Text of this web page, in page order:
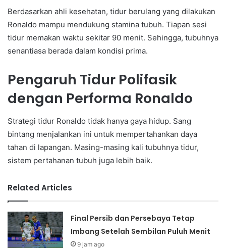
Berdasarkan ahli kesehatan, tidur berulang yang dilakukan
Ronaldo mampu mendukung stamina tubuh. Tiapan sesi
tidur memakan waktu sekitar 90 menit. Sehingga, tubuhnya
senantiasa berada dalam kondisi prima.
Pengaruh Tidur Polifasik
dengan Performa Ronaldo
Strategi tidur Ronaldo tidak hanya gaya hidup. Sang
bintang menjalankan ini untuk mempertahankan daya
tahan di lapangan. Masing-masing kali tubuhnya tidur,
sistem pertahanan tubuh juga lebih baik.
Related Articles
Final Persib dan Persebaya Tetap
Imbang Setelah Sembilan Puluh Menit
9 jam ago